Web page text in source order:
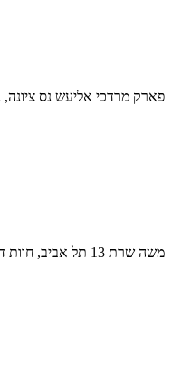
פארק מרדכי אליעש נס ציונה,
משה שרת 13 תל אביב, חוות דעת ותוכנית הידרולוגית לניהול מי נגר